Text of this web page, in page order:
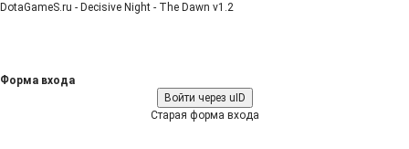
DotaGameS.ru - Decisive Night - The Dawn v1.2
Форма входа
Войти через uID
Старая форма входа